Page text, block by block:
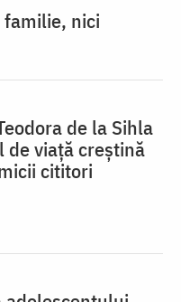
familie, nici
de la Sihla
de viaţă creştină
cititori